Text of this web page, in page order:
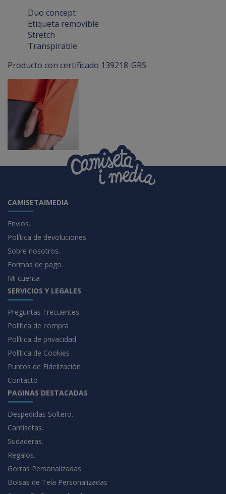
Duo concept
Etiqueta removible
Stretch
Transpirable
Producto con certificado 139218-GRS
CAMISETAIMEDIA
Envios.
Política de devoluciones.
Sobre nosotros.
Formas de pago.
Mi cuenta
SERVICIOS Y LEGALES
Preguntas Frecuentes.
Política de compra
Política de privacidad
Política de Cookies
Puntos de Fidelización
Contacto
PAGINAS DESTACADAS
Despedidas Soltero.
Camisetas.
Sudaderas.
Regalos.
Gorras Personalizadas
Bolsas de Tela Personalizadas